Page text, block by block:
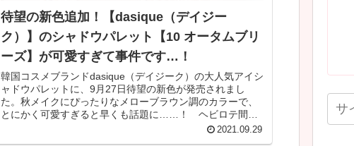
待望の新色追加！【dasique（デイジー
ク）】のシャドウパレット【10 オータムブリ
ーズ】が可愛すぎて事件です…！
韓国コスメブランドdasique（デイジーク）の大人気アイシ
ャドウパレットに、9月27日待望の新色が発売されまし
た。秋メイクにぴったりなメローブラウン調のカラーで、
とにかく可愛すぎると早くも話題に……！ ヘビロテ間違
2021.09.29